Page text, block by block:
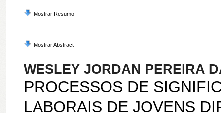
Mostrar Resumo
Mostrar Abstract
WESLEY JORDAN PEREIRA
PROCESSOS DE
LABORAIS DE JOVENS